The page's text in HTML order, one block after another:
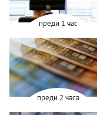
преди 1 час
преди 2 часа